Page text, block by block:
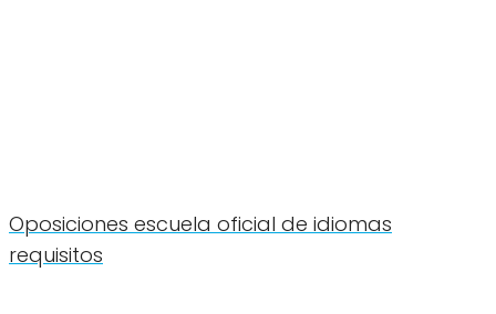
Oposiciones escuela oficial de idiomas
requisitos